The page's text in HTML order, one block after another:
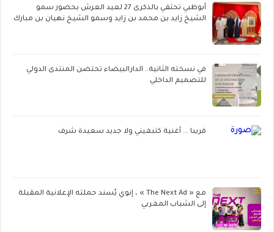
أبوظبي تحتفي بالذكرى 27 لعيد العرش بحضور سمو
الشيخ زايد بن محمد بن زايد وسمو الشيخ نهيان بن مبارك
في نسخته الثانية.. الدارالبيضاء تحتضن المنتدى الدولي
للتصميم الداخلي
قريبا ... أغنية كتبغيني ولا جديد سعيدة شرف
مع « The Next Ad » ، إنوي يُسند حملته الإعلانية المقبلة
إلى الشباب المغربي